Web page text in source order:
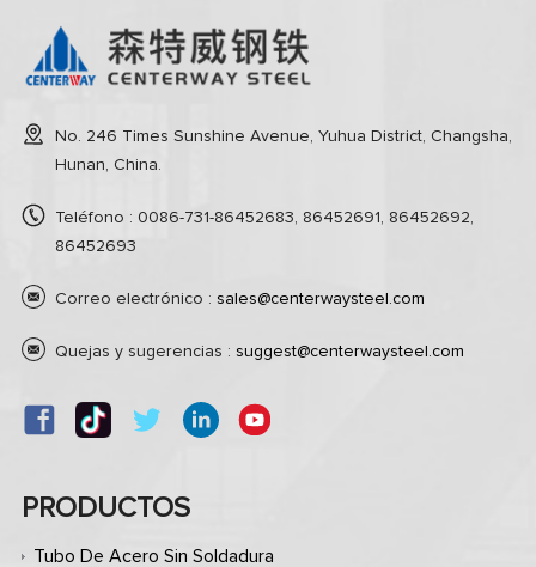
No. 246 Times Sunshine Avenue, Yuhua District, Changsha,
Hunan, China.
Teléfono : 0086-731-86452683, 86452691, 86452692,
86452693
Correo electrónico : sales@centerwaysteel.com
Quejas y sugerencias : suggest@centerwaysteel.com
PRODUCTOS
Tubo De Acero Sin Soldadura